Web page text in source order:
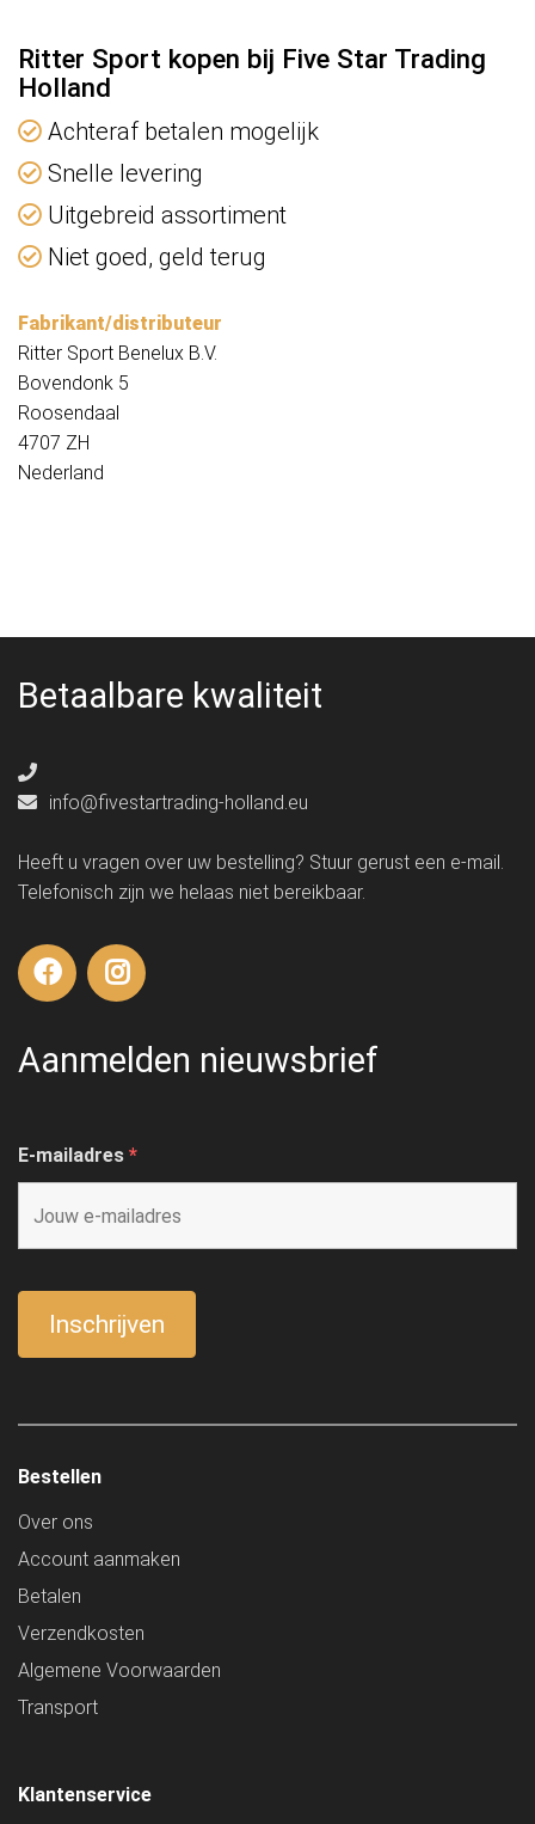
Ritter Sport kopen bij Five Star Trading
Holland
Achteraf betalen mogelijk
Snelle levering
Uitgebreid assortiment
Niet goed, geld terug
Fabrikant/distributeur
Ritter Sport Benelux B.V.
Bovendonk 5
Roosendaal
4707 ZH
Nederland
Betaalbare kwaliteit
info@fivestartrading-holland.eu
Heeft u vragen over uw bestelling? Stuur gerust een e-mail.
Telefonisch zijn we helaas niet bereikbaar.
Aanmelden nieuwsbrief
E-mailadres *
Bestellen
Over ons
Account aanmaken
Betalen
Verzendkosten
Algemene Voorwaarden
Transport
Klantenservice